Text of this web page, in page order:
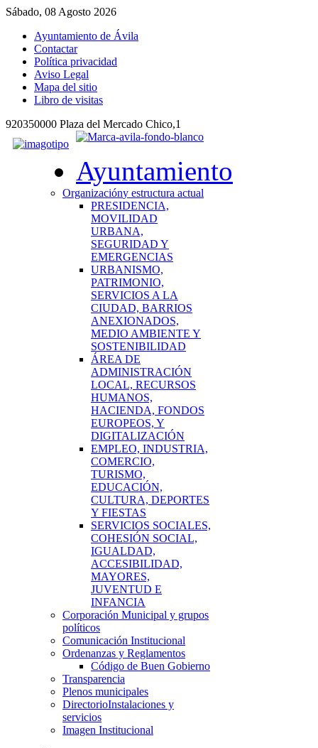
Sábado, 08 Agosto 2026
Ayuntamiento de Ávila
Contactar
Política privacidad
Aviso Legal
Mapa del sitio
Libro de visitas
920350000 Plaza del Mercado Chico,1
Ayuntamiento
Organizacióny estructura actual
PRESIDENCIA,
MOVILIDAD
URBANA,
SEGURIDAD Y
EMERGENCIAS
URBANISMO,
PATRIMONIO,
SERVICIOS A LA
CIUDAD, BARRIOS
ANEXIONADOS,
MEDIO AMBIENTE Y
SOSTENIBILIDAD
ÁREA DE
ADMINISTRACIÓN
LOCAL, RECURSOS
HUMANOS,
HACIENDA, FONDOS
EUROPEOS, Y
DIGITALIZACIÓN
EMPLEO, INDUSTRIA,
COMERCIO,
TURISMO,
EDUCACIÓN,
CULTURA, DEPORTES
Y FIESTAS
SERVICIOS SOCIALES,
COHESIÓN SOCIAL,
IGUALDAD,
ACCESIBILIDAD,
MAYORES,
JUVENTUD E
INFANCIA
Corporación Municipal y grupos
políticos
Comunicación Institucional
Ordenanzas y Reglamentos
Código de Buen Gobierno
Transparencia
Plenos municipales
DirectorioInstalaciones y
servicios
Imagen Institucional